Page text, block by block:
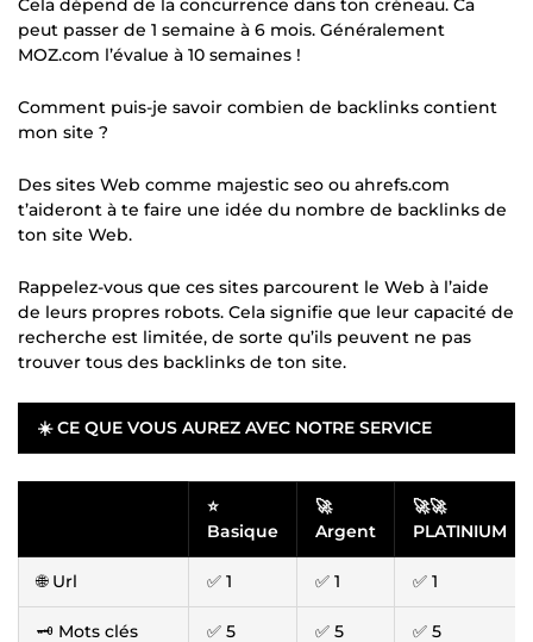
Cela dépend de la concurrence dans ton créneau. Ca
peut passer de 1 semaine à 6 mois. Généralement
MOZ.com l’évalue à 10 semaines !
Comment puis-je savoir combien de backlinks contient
mon site ?
Des sites Web comme majestic seo ou ahrefs.com
t’aideront à te faire une idée du nombre de backlinks de
ton site Web.
Rappelez-vous que ces sites parcourent le Web à l’aide
de leurs propres robots. Cela signifie que leur capacité de
recherche est limitée, de sorte qu’ils peuvent ne pas
trouver tous des backlinks de ton site.
☀️ CE QUE VOUS AUREZ AVEC NOTRE SERVICE
⭐
Basique
🚀
Argent
🚀🚀
PLATINIUM
🌐 Url ✅ 1 ✅ 1 ✅ 1
🗝️ Mots clés ✅ 5 ✅ 5 ✅ 5